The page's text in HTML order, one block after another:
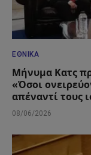
ΕΘΝΙΚΆ
Μήνυμα Κατς
«Όσοι
απέναντί τους
08/06/2026